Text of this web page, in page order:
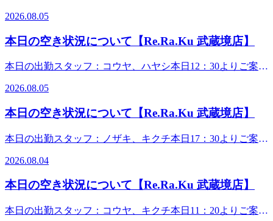
様、体調は整っていますか。一日のお疲れにフットケアはい
かがでしょうか。ボディケアとセットで、首から下をしっか
りとアプローチできます。お仕事帰り、お気軽にお立ち寄り
7月18日より「Re.Ra.Ku PAY」と「スペシャル・バリューチ
ケット」のWアタックで、サマーチャージキャンペーンを開
ケット購入でお得な10％増額サービスが!?さ・ら・に……！
7月18日～7月31日はプレミアム期間となっておりまして……
なんと、最大42％の爆上げ増額をやっちゃいます！チャンス
りません！ともかく、当店にご来店いただくか、お電話くだ
パ」例年大好評の爽やか企画が今年も始まりました!-5℃の
効果でお疲れスッキリ!今年は【ブルーミングリモーネ】
2026.08.05
本日の空き状況について【Re.Ra.Ku 武蔵境店】
本日の出勤スタッフ：コウヤ、ハヤシ本日12：30よりご案内
気温が下がり、過ごしやすいですね。体調管理はいかがでし
ょうか。日常生活で、お身体にお疲れを感じていませんか。
ボディケア60分以上で、3体勢しっかりアプローチできま
さて、真夏にお送りする、新キャンペーンです。7月18日よ
り「Re.Ra.Ku PAY」と「スペシャル・バリューチケット」
のWアタックで、サマーチャージキャンペーンを開始しまし
た！Re.Ra.Ku PAYのチャージか、紙のバリューチケット購
入でお得な10％増額サービスが!?さ・ら・に……！8月1日～
9月23日はプレミアム期間となっておりまして……なんと、
2026.08.05
本日の空き状況について【Re.Ra.Ku 武蔵境店】
本日の出勤スタッフ：ノザキ、キクチ本日17：30よりご案内
すか。今日は、カラッとした暑さわりと過ごしやすいです
ね！週の始まり、是非、当店でお身体ほぐされては如何です
か。軽い身体で8月を元気に楽しく乗り切りましょう。さ
「Re.Ra.Ku PAY」と「スペシャル・バリューチケット」の
2026.08.04
本日の空き状況について【Re.Ra.Ku 武蔵境店】
本日の出勤スタッフ：コウヤ、キクチ本日11：20よりご案内